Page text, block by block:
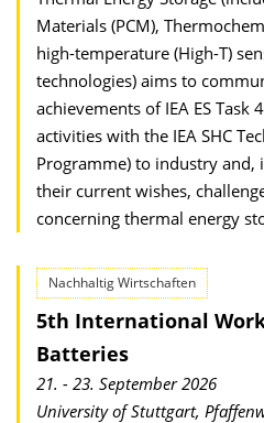
Materials (PCM),
high-temperature (High-T)
technologies) aims to
achievements of IEA ES Task
activities with the IEA SHC
Programme) to industry
their current wishes,
concerning thermal energy
Nachhaltig Wirtschaften
5th International
Batteries
21. - 23. September 2026
University of Stuttgart,